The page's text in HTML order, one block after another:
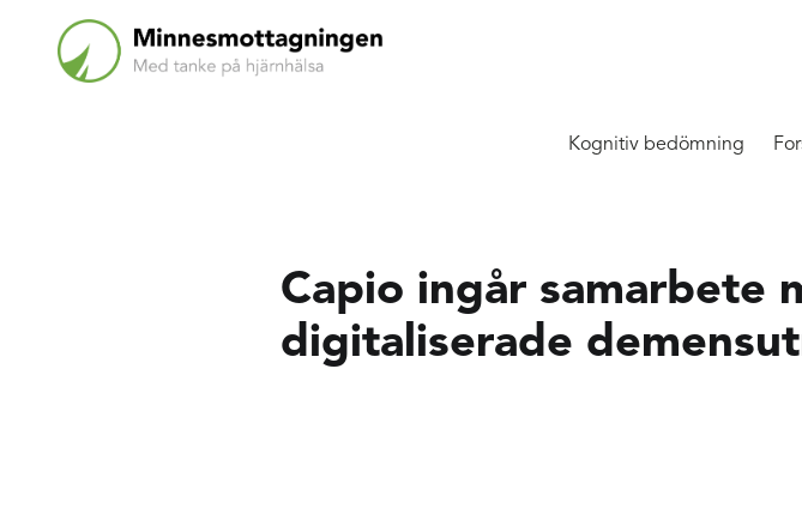
Kognitiv bedömning
Capio ingår samarbete
digitaliserade